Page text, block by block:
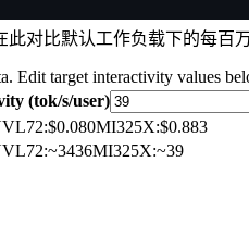
对比默认工作负载下的每百
Edit target interactivity values
(tok/s/user)
:$0.080MI325X:$0.883
:~3436MI325X:~39